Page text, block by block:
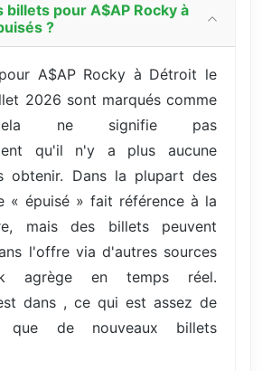
billets pour A$AP Rocky à
?
A$AP Rocky à Détroit le
2026 sont marqués comme
ne signifie pas
qu'il n'y a plus aucune
obtenir. Dans la plupart des
« épuisé » fait référence à la
mais des billets peuvent
l'offre via d'autres sources
agrège en temps réel.
dans , ce qui est assez de
que de nouveaux billets